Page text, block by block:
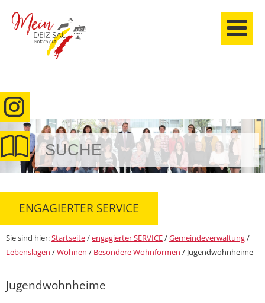
anmelden
ENGAGIERTER SERVICE
Sie sind hier:Startseite/engagierter SERVICE/Gemeindeverwaltung/
Lebenslagen /Wohnen / Besondere Wohnformen / Jugendwohnheime
Jugendwohnheime